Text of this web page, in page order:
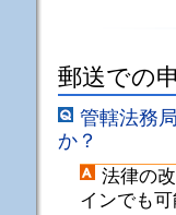
郵送での
管轄法務
か？
法律の
インでも